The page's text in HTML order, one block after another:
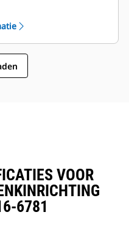
dat de tandwielen
gesmeerd,
de levensduur van de
verlengd
bevat één
VOOR
6781